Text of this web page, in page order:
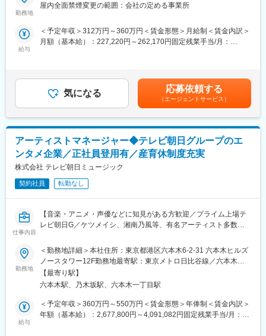
■当社について：
事業を展開しております。
・牧場経営：NASU FARM VILLAGE
・商品開発：
https://nasufarmvillage.shop/
・アパレル：
https://allisonbrown.jp/?
変更の範囲：会社の定める業務
勤務地
屋内全面禁煙変更の範囲：会社の定める事業所
給与
＜予定年収＞312万円～360万円＜賃金形態＞月給制＜賃金内訳＞
月額（基本給）：227,220円～262,170円固定残業手当/月：
額は就業者の経験・スキル等に応じて時間・金額を内定時に相談
の上決定■昇給：年1回（会社の業績及び個人の実績による）■賞
与：年1回（会社の業績及び個人の実績による）賃金はあくまでも
目安の金額であり、選考を通じて上下する可能性があります。月
給(月額)は固定手当を含めた表記です。
気になる 応募依頼する
（エージェントサービス）
アーティストマネージャー◆テレビ朝日グループのエ
ンタメ企業／正社員登用有／産育休制度充実
株式会社 テレビ朝日ミュージック
契約社員 転勤なし
仕事内容
【音楽・アニメ・声優などに知見がある方歓迎／プライム上場テ
レビ朝日G／ケツメイシ、湘南乃風等、有名アーティスト多数所
■業務内容：
テレビ朝日グループで楽曲提供、アーティストマネジメント等を
担う当社のアーティストマネージャーとして、当社所属アーティ
ストの現場マネージメントを中心にお任せします。
※当社所属の女性アーティストや声優、ダンスボーカルグループの
マネージャーをお任せ予定です！（組織状況により変動有）
勤務地
＜勤務地詳細＞本社住所：東京都港区六本木6-2-31 六本木ヒルズ
ノースタワー12F勤務地最寄駅：東京メトロ日比谷線／六本木駅
受動喫煙対策：屋内全面禁煙変更の範囲：会社の定める事業所
【最寄り駅】
六本木駅、乃木坂駅、六本木一丁目駅
給与
＜予定年収＞360万円～550万円＜賃金形態＞年俸制＜賃金内訳＞
年額（基本給）：2,677,800円～4,091,082円固定残業手当/月：